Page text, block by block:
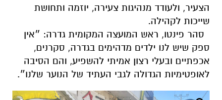
הצעיר, ולעודד מנהיגות צעירה, יוזמה ותחושת
שייכות לקהילה.
סהר פינטו, ראש המועצה המקומית גדרה: ״אין
ספק שיש לנו ילדים מדהימים בגדרה, סקרנים,
אכפתיים ובעלי רצון אמיתי להשפיע, והם הסיבה
לאופטימיות הגדולה לגבי העתיד של הנוער שלנו״.